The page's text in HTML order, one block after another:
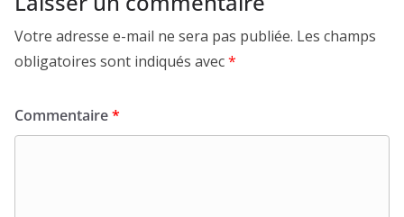
Votre adresse e-mail ne sera pas publiée. Les champs
obligatoires sont indiqués avec*
Commentaire*